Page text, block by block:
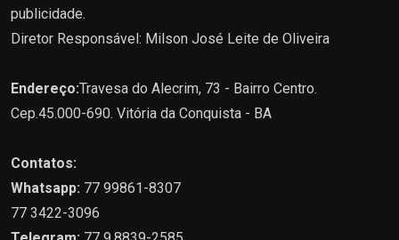
publicidade.
Diretor Responsável: Milson José Leite de Oliveira
Endereço:Travesa do Alecrim, 73 - Bairro Centro.
Cep.45.000-690. Vitória da Conquista - BA
Contatos:
Whatsapp: 77 99861-8307
77 3422-3096